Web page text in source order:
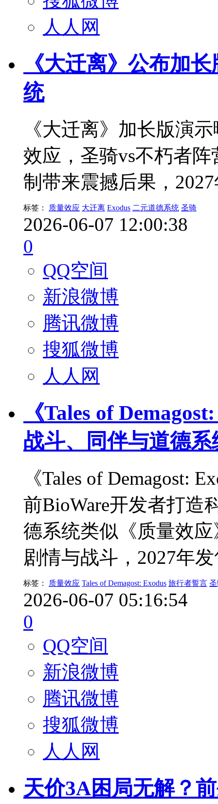
人人网
《大迁离》公布加
统
《大迁离》加长版演
效应，圣骑vs不朽者
制带来震撼后果，
标签： 质量效应 大迁离 Exodus 二元道德系统 圣骑
2026-06-07 12:00:38
0
QQ空间
新浪微博
腾讯微博
搜狐微博
人人网
《Tales of
战斗、同伴与道德系
《Tales of Demagost:
前BioWare开发者打造
德系统类似《质量效
剧情与战斗，2027年
标签： 质量效应 Tales of Demagost: Exodus 旅行者誓言
2026-06-07 05:16:54
0
QQ空间
新浪微博
腾讯微博
搜狐微博
人人网
天价3A困局无解？